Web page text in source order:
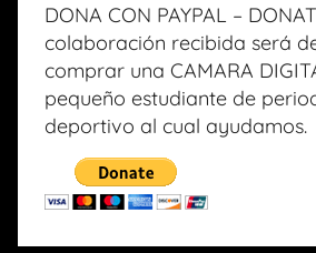
DONA CON PAYPAL –
colaboración recibida será
comprar una CAMARA
pequeño estudiante de
deportivo al cual ayudamos.